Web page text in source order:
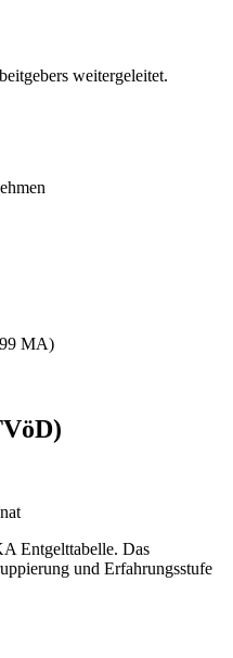
weitergeleitet.
MA)
Entgelttabelle. Das
und Erfahrungsstufe